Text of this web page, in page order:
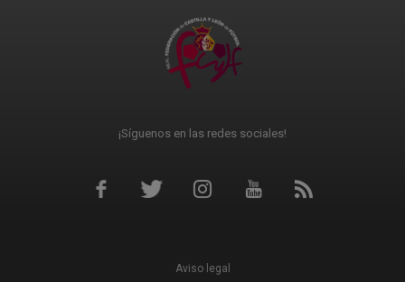
¡Síguenos en las redes sociales!
Aviso legal